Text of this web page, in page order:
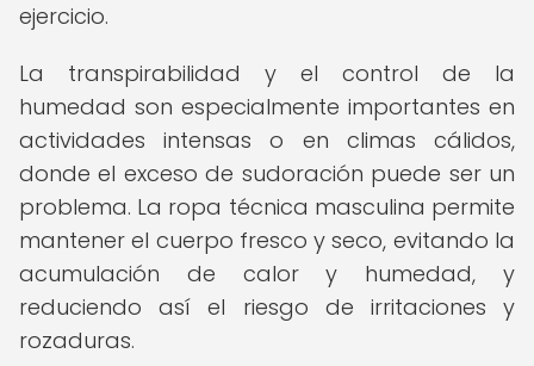
ejercicio.
La transpirabilidad y el control de la
humedad son especialmente importantes en
actividades intensas o en climas cálidos,
donde el exceso de sudoración puede ser un
problema. La ropa técnica masculina permite
mantener el cuerpo fresco y seco, evitando la
acumulación de calor y humedad, y
reduciendo así el riesgo de irritaciones y
rozaduras.